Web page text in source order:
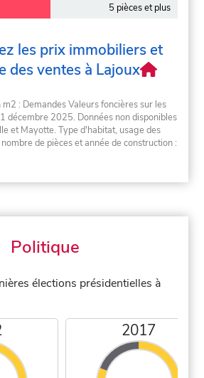
5 pièces et plus
les prix immobiliers et
des ventes à Lajoux
: Demandes Valeurs foncières sur les
décembre 2025. Données non disponibles
et Mayotte. Type d'habitat, usage des
de pièces et année de construction :
Politique
élections présidentielles à
2017